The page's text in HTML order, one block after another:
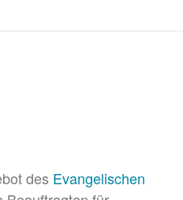
des Evangelischen